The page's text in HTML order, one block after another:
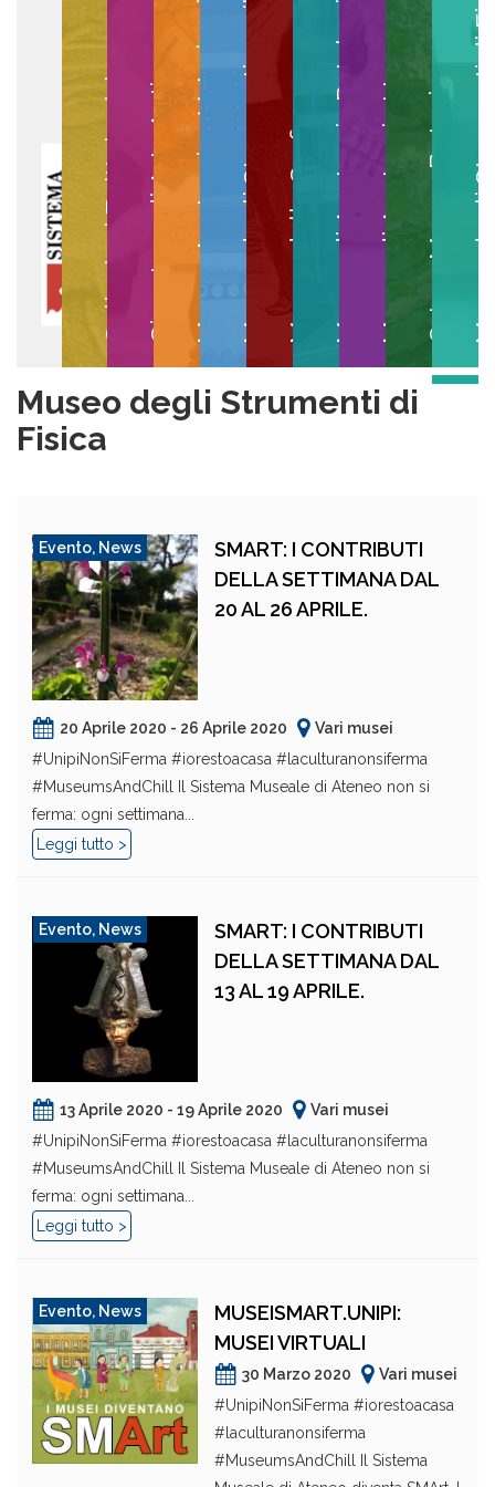
Collezioni EgittologicheGipsoteca di Arte AnticaMuseo Anatomico VeterinarioMuseo degli Strumenti per il CalcoloMuseo della GraficaMuseo di Anatomia PatologicaMuseo di Anatomia UmanaOrto e Museo BotanicoMuseo degli
Museo degli Strumenti di
Fisica
Evento, News
SMART: I CONTRIBUTI
DELLA SETTIMANA DAL
20 AL 26 APRILE.
20 Aprile 2020 - 26 Aprile 2020
Vari musei
#UnipiNonSiFerma #iorestoacasa #laculturanonsiferma
#MuseumsAndChill Il Sistema Museale di Ateneo non si
ferma: ogni settimana...
Leggi tutto >
Evento, News
SMART: I CONTRIBUTI
DELLA SETTIMANA DAL
13 AL 19 APRILE.
13 Aprile 2020 - 19 Aprile 2020
Vari musei
#UnipiNonSiFerma #iorestoacasa #laculturanonsiferma
#MuseumsAndChill Il Sistema Museale di Ateneo non si
ferma: ogni settimana...
Leggi tutto >
Evento, News
MUSEISMART.UNIPI:
MUSEI VIRTUALI
30 Marzo 2020
Vari musei
#UnipiNonSiFerma #iorestoacasa
#laculturanonsiferma
#MuseumsAndChill Il Sistema